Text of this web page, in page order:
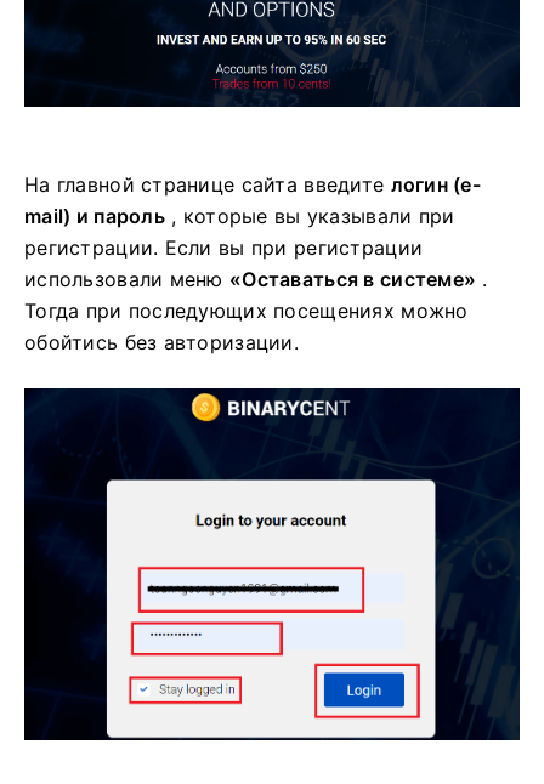
На главной странице сайта введите логин (e-
mail) и пароль, которые вы указывали при
регистрации. Если вы при регистрации
использовали меню «Оставаться в системе» .
Тогда при последующих посещениях можно
обойтись без авторизации.